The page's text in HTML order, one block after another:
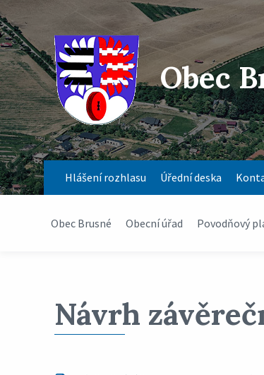
Obec
Hlášení rozhlasu Úřední deska
Obec Brusné Obecní úřad Povodňový
Návrh